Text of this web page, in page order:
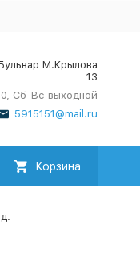
М.Крылова
13
Сб-Вс выходной
5915151@mail.ru
Корзина